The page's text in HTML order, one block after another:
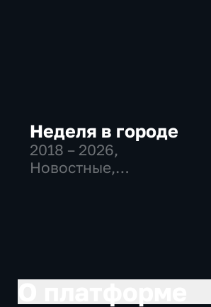
Неделя в городе
2018 – 2026,
Новостные,